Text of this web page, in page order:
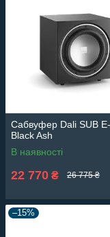
Сабвуфер Dali SUB
Black Ash
В наявності
22 770 ₴ 26 775 ₴
–15%